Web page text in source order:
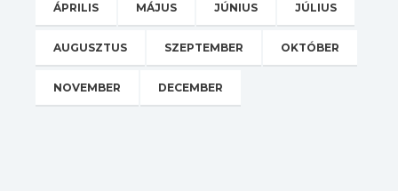
ÁPRILIS MÁJUS JÚNIUS JÚLIUS
AUGUSZTUS SZEPTEMBER OKTÓBER
NOVEMBER DECEMBER